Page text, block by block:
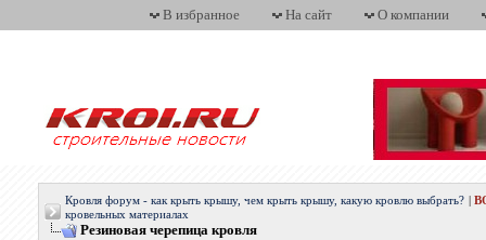
В избранное На сайт О компании
Кровля форум - как крыть крышу, чем крыть крышу, какую кровлю выбрать?
кровельных материалах
Резиновая черепица кровля